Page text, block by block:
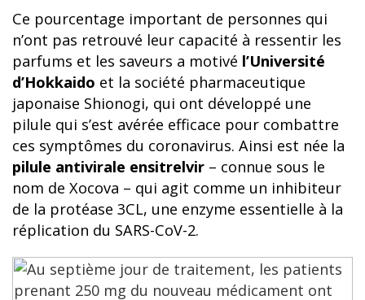
Ce pourcentage important de personnes qui
n’ont pas retrouvé leur capacité à ressentir les
parfums et les saveurs a motivé l’Université
d’Hokkaido et la société pharmaceutique
japonaise Shionogi, qui ont développé une
pilule qui s’est avérée efficace pour combattre
ces symptômes du coronavirus. Ainsi est née la
pilule antivirale ensitrelvir – connue sous le
nom de Xocova – qui agit comme un inhibiteur
de la protéase 3CL, une enzyme essentielle à la
réplication du SARS-CoV-2.